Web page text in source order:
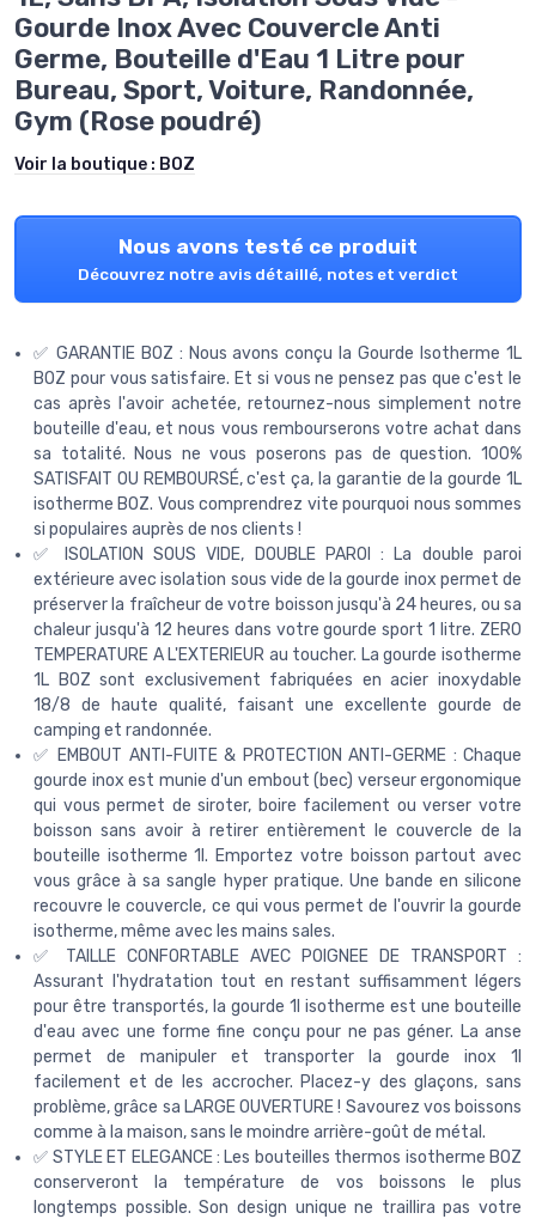
Gourde Inox Avec Couvercle Anti
Germe, Bouteille d'Eau 1 Litre pour
Bureau, Sport, Voiture, Randonnée,
Gym (Rose poudré)
Voir la boutique : BOZ
Nous avons testé ce produit
Découvrez notre avis détaillé, notes et verdict
✅ GARANTIE BOZ : Nous avons conçu la Gourde Isotherme 1L
BOZ pour vous satisfaire. Et si vous ne pensez pas que c'est le
cas après l'avoir achetée, retournez-nous simplement notre
bouteille d'eau, et nous vous rembourserons votre achat dans
sa totalité. Nous ne vous poserons pas de question. 100%
SATISFAIT OU REMBOURSÉ, c'est ça, la garantie de la gourde 1L
isotherme BOZ. Vous comprendrez vite pourquoi nous sommes
si populaires auprès de nos clients !
✅ ISOLATION SOUS VIDE, DOUBLE PAROI : La double paroi
extérieure avec isolation sous vide de la gourde inox permet de
préserver la fraîcheur de votre boisson jusqu'à 24 heures, ou sa
chaleur jusqu'à 12 heures dans votre gourde sport 1 litre. ZERO
TEMPERATURE A L'EXTERIEUR au toucher. La gourde isotherme
1L BOZ sont exclusivement fabriquées en acier inoxydable
18/8 de haute qualité, faisant une excellente gourde de
camping et randonnée.
✅ EMBOUT ANTI-FUITE & PROTECTION ANTI-GERME : Chaque
gourde inox est munie d'un embout (bec) verseur ergonomique
qui vous permet de siroter, boire facilement ou verser votre
boisson sans avoir à retirer entièrement le couvercle de la
bouteille isotherme 1l. Emportez votre boisson partout avec
vous grâce à sa sangle hyper pratique. Une bande en silicone
recouvre le couvercle, ce qui vous permet de l'ouvrir la gourde
isotherme, même avec les mains sales.
✅ TAILLE CONFORTABLE AVEC POIGNEE DE TRANSPORT :
Assurant l'hydratation tout en restant suffisamment légers
pour être transportés, la gourde 1l isotherme est une bouteille
d'eau avec une forme fine conçu pour ne pas géner. La anse
permet de manipuler et transporter la gourde inox 1l
facilement et de les accrocher. Placez-y des glaçons, sans
problème, grâce sa LARGE OUVERTURE ! Savourez vos boissons
comme à la maison, sans le moindre arrière-goût de métal.
✅ STYLE ET ELEGANCE : Les bouteilles thermos isotherme BOZ
conserveront la température de vos boissons le plus
longtemps possible. Son design unique ne traillira pas votre